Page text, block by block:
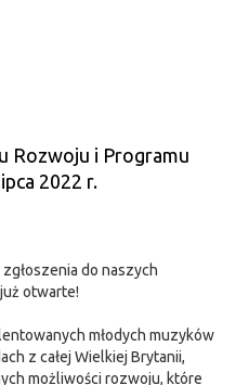
Rozwoju i Programu
2022 r.
do naszych
otwarte!
młodych muzyków
z całej Wielkiej Brytanii,
możliwości rozwoju, które